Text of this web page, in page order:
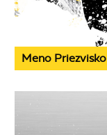
Meno Priezvisko